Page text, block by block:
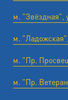
м. "Звёздная",
м.
м. "Пр.
м. "Пр.